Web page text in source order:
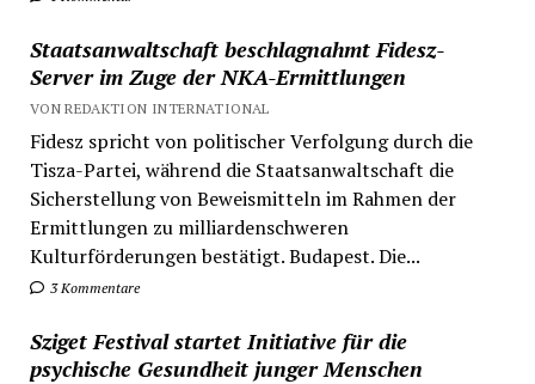
Staatsanwaltschaft beschlagnahmt Fidesz-
Server im Zuge der NKA-Ermittlungen
VON REDAKTION INTERNATIONAL
Fidesz spricht von politischer Verfolgung durch die
Tisza-Partei, während die Staatsanwaltschaft die
Sicherstellung von Beweismitteln im Rahmen der
Ermittlungen zu milliardenschweren
Kulturförderungen bestätigt. Budapest. Die...
3 Kommentare
Sziget Festival startet Initiative für die
psychische Gesundheit junger Menschen